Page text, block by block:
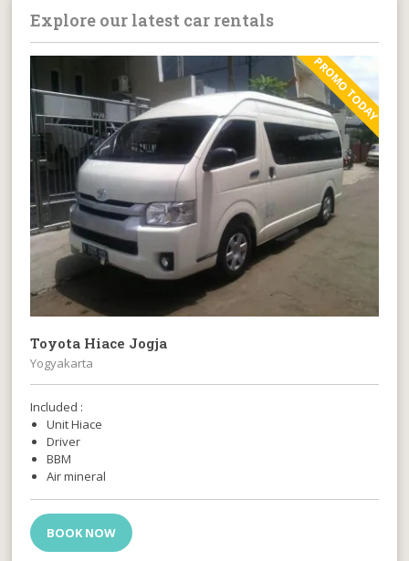
Explore our latest car rentals
PROMO TODAY
Toyota Hiace Jogja
Yogyakarta
Included :
Unit Hiace
Driver
BBM
Air mineral
BOOK NOW